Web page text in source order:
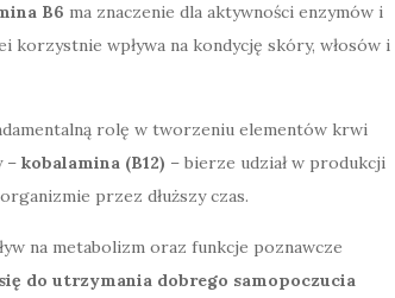
B6 ma znaczenie dla aktywności enzymów i
korzystnie wpływa na kondycję skóry, włosów i
rolę w tworzeniu elementów krwi
– kobalamina (B12) – bierze udział w produkcji
przez dłuższy czas.
na metabolizm oraz funkcje poznawcze
do utrzymania dobrego samopoczucia